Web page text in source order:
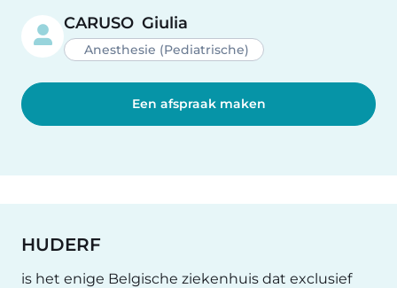
CARUSO Giulia
Anesthesie (Pediatrische)
Een afspraak maken
HUDERF
is het enige Belgische ziekenhuis dat exclusief